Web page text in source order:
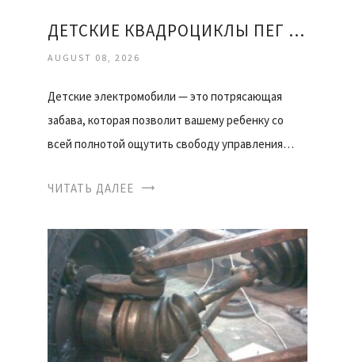
ДЕТСКИЕ КВАДРОЦИКЛЫ ПЕГ ПЕРЕГО
AUGUST 08, 2026
Детские электромобили — это потрясающая
забава, которая позволит вашему ребенку со
всей полнотой ощутить свободу управления…
ЧИТАТЬ ДАЛЕЕ